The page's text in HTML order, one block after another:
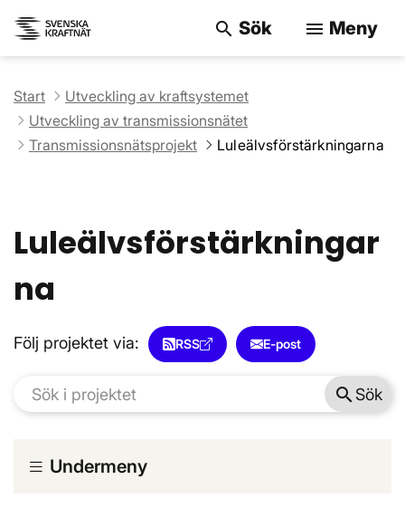
search Sök menu Meny
Start
Utveckling av kraftsystemet
Utveckling av transmissionsnätet
Transmissionsnätsprojekt
Luleälvsförstärkningarna
Luleälvsförstärkningar
na
Följ projektet via: RSS E-post
search Sök
Undermeny